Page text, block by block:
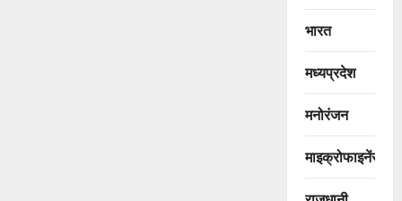
भारत
मध्यप्रदेश
मनोरंजन
माइक्रोफाइनेंस